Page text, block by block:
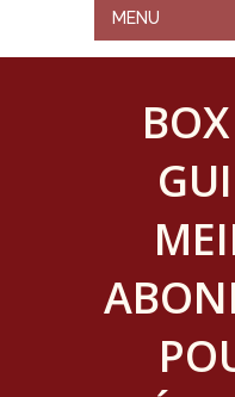
MENU